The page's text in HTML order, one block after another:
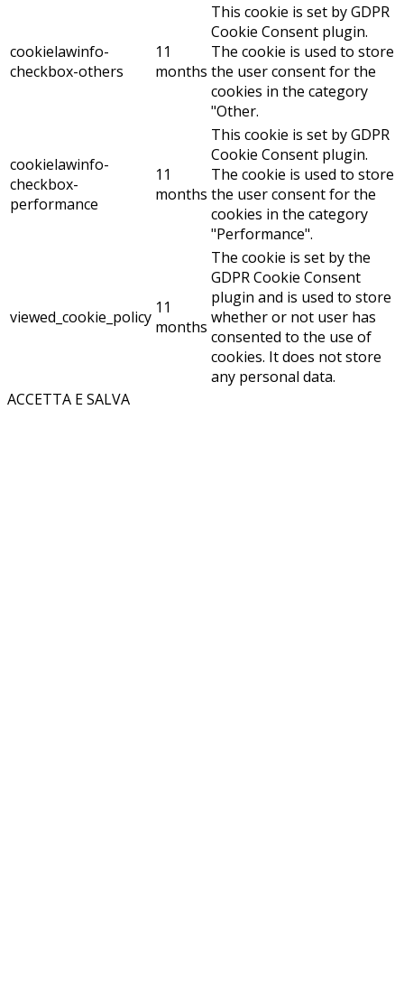
cookielawinfo-
checkbox-others
11
months
This cookie is set by GDPR
Cookie Consent plugin.
The cookie is used to store
the user consent for the
cookies in the category
"Other.
cookielawinfo-
checkbox-
performance
11
months
This cookie is set by GDPR
Cookie Consent plugin.
The cookie is used to store
the user consent for the
cookies in the category
"Performance".
viewed_cookie_policy 11
months
The cookie is set by the
GDPR Cookie Consent
plugin and is used to store
whether or not user has
consented to the use of
cookies. It does not store
any personal data.
ACCETTA E SALVA